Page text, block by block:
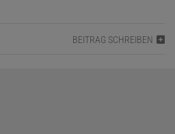
BEITRAG SCHREIBEN